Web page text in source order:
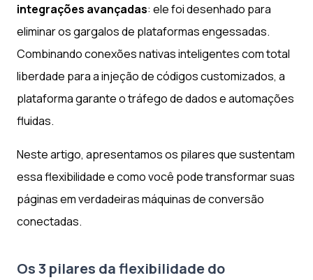
integrações avançadas: ele foi desenhado para
eliminar os gargalos de plataformas engessadas.
Combinando conexões nativas inteligentes com total
liberdade para a injeção de códigos customizados, a
plataforma garante o tráfego de dados e automações
fluidas.
Neste artigo, apresentamos os pilares que sustentam
essa flexibilidade e como você pode transformar suas
páginas em verdadeiras máquinas de conversão
conectadas.
Os 3 pilares da flexibilidade do